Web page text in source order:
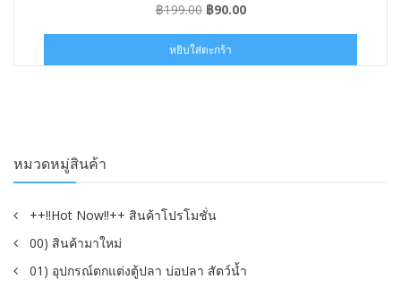
฿199.00 Original
was:
฿199.00.
฿90.00Current
฿90.00.
หยิบใส่ตะกร้า
หมวดหมู่สินค้า
++!!Hot Now!!++ สินค้าโปรโมชั่น
00) สินค้ามาใหม่
01) อุปกรณ์ตกแต่งตู้ปลา บ่อปลา สัตว์น้ำ